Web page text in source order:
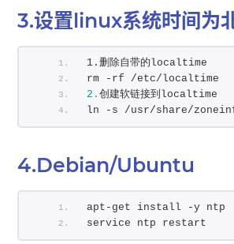
3.设置linux系统时间为
1.删除自带的localtime
rm -rf /etc/localtime
2.创建软链接到localtime
ln -s /usr/share/
4.Debian/Ubuntu
apt-get install -y ntp
service ntp restart